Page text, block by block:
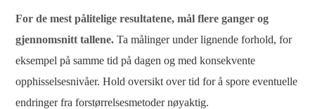
For de mest pålitelige resultatene, mål flere ganger og
gjennomsnitt tallene. Ta målinger under lignende forhold, for
eksempel på samme tid på dagen og med konsekvente
opphisselsesnivåer. Hold oversikt over tid for å spore eventuelle
endringer fra forstørrelsesmetoder nøyaktig.